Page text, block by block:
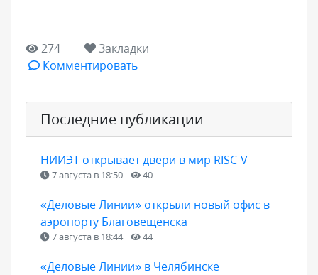
274
Закладки
Комментировать
Последние публикации
НИИЭТ открывает двери в мир RISC-V
7 августа в 18:50 40
«Деловые Линии» открыли новый офис в
аэропорту Благовещенска
7 августа в 18:44 44
«Деловые Линии» в Челябинске